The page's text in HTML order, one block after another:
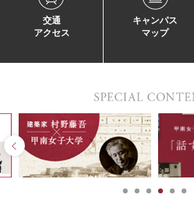
交通
アクセス
キャンパス
マップ